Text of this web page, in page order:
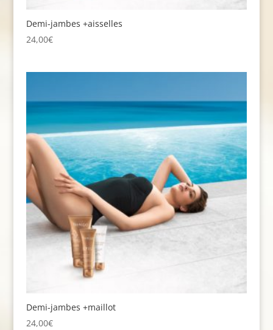
Demi-jambes +aisselles
24,00€
Demi-jambes +maillot
24,00€